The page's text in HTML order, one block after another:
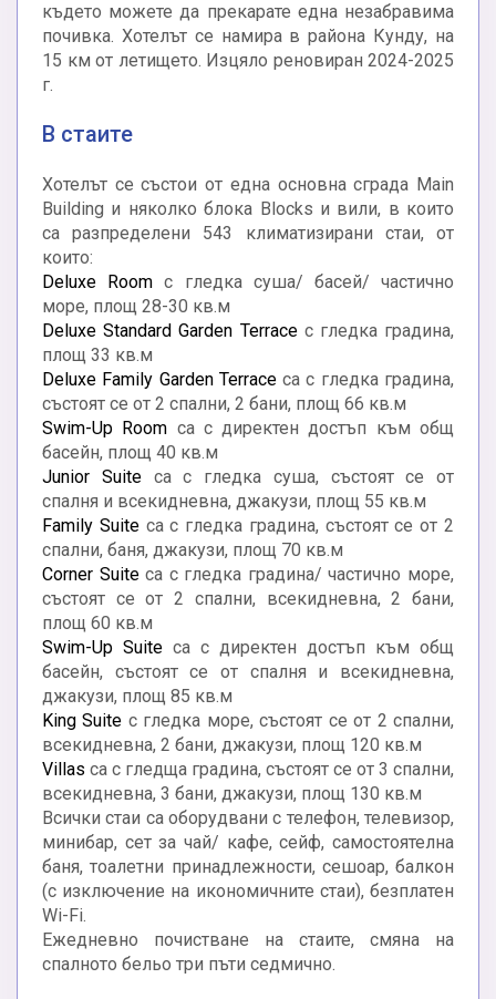
където можете да прекарате една незабравима
почивка. Хотелът се намира в района Кунду, на
15 км от летището. Изцяло реновиран 2024-2025
г.
В стаите
Хотелът се състои от една основна сграда Main
Building и няколко блока Blocks и вили, в които
са разпределени 543 климатизирани стаи, от
които:
Deluxe Room с гледка суша/ басей/ частично
море, площ 28-30 кв.м
Deluxe Standard Garden Terraceс гледка градина,
площ 33 кв.м
Deluxe Family Garden Terraceса с гледка градина,
състоят се от 2 спални, 2 бани, площ 66 кв.м
Swim-Up Room са с директен достъп към общ
басейн, площ 40 кв.м
Junior Suiteса с гледка суша, състоят се от
спалня и всекидневна, джакузи, площ 55 кв.м
Family Suiteса с гледка градина, състоят се от 2
спални, баня, джакузи, площ 70 кв.м
Corner Suiteса с гледка градина/ частично море,
състоят се от 2 спални, всекидневна, 2 бани,
площ 60 кв.м
Swim-Up Suite са с директен достъп към общ
басейн, състоят се от спалня и всекидневна,
джакузи, площ 85 кв.м
King Suite с гледка море, състоят се от 2 спални,
всекидневна, 2 бани, джакузи, площ 120 кв.м
Villas са с гледща градина, състоят се от 3 спални,
всекидневна, 3 бани, джакузи, площ 130 кв.м
Всички стаи са оборудвани с телефон, телевизор,
минибар, сет за чай/ кафе, сейф, самостоятелна
баня, тоалетни принадлежности, сешоар, балкон
(с изключение на икономичните стаи), безплатен
Wi-Fi.
Ежедневно почистване на стаите, смяна на
спалното бельо три пъти седмично.